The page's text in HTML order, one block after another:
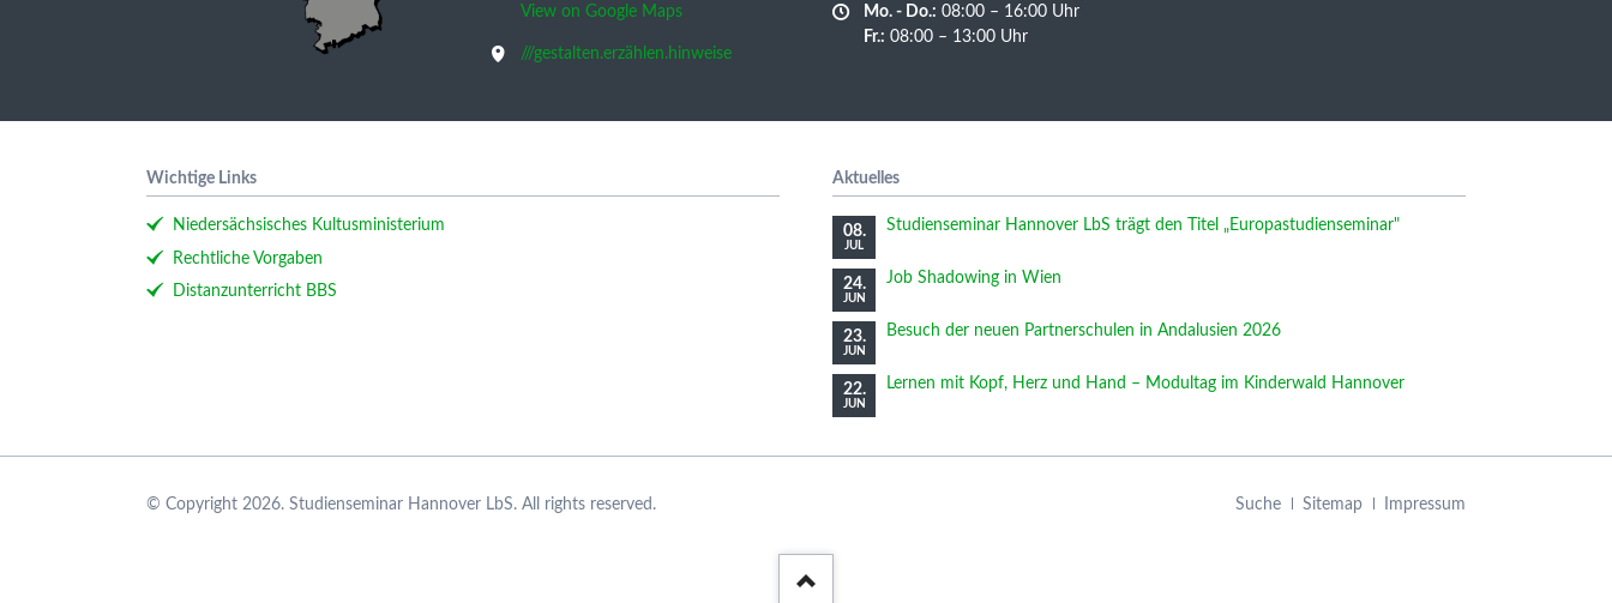
View on Google Maps
///gestalten.erzählen.hinweise
Mo. - Do.: 08:00 – 16:00 Uhr
Fr.: 08:00 – 13:00 Uhr
Wichtige Links
Niedersächsisches Kultusministerium
Rechtliche Vorgaben
Distanzunterricht BBS
Aktuelles
08.
JUL
Studienseminar Hannover LbS trägt den Titel „Europastudienseminar"
24.
JUN
Job Shadowing in Wien
23.
JUN
Besuch der neuen Partnerschulen in Andalusien 2026
22.
JUN
Lernen mit Kopf, Herz und Hand – Modultag im Kinderwald Hannover
© Copyright 2026. Studienseminar Hannover LbS. All rights reserved.
Navigation
Suche Sitemap Impressum